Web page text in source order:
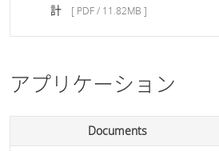
計
[ PDF / 11.82MB ]
アプリケーション
Documents